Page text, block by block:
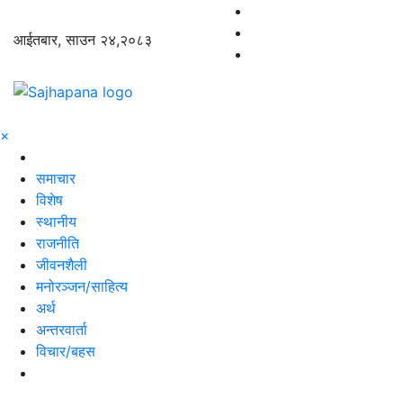
आईतबार, साउन २४,२०८३
×
समाचार
विशेष
स्थानीय
राजनीति
जीवनशैली
मनोरञ्जन/साहित्य
अर्थ
अन्तरवार्ता
विचार/बहस